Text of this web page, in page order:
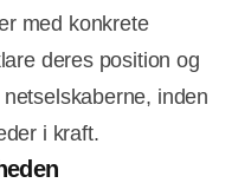
med konkrete
deres position og
inden
i kraft.